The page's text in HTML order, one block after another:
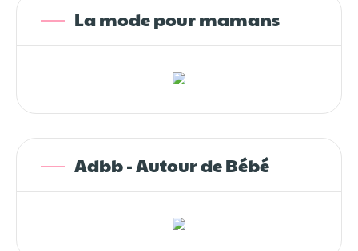
La mode pour mamans
Adbb - Autour de Bébé